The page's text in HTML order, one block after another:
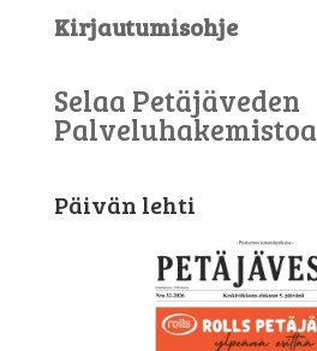
Kirjautumisohje
Selaa Petäjäveden
Palveluhakemistoa
Päivän lehti